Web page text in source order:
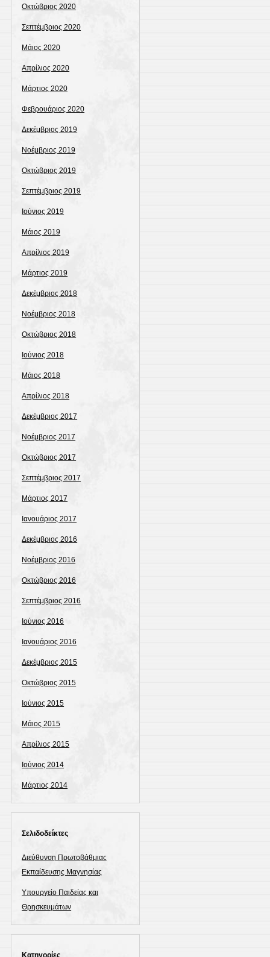
Οκτώβριος 2020
Σεπτέμβριος 2020
Μάιος 2020
Απρίλιος 2020
Μάρτιος 2020
Φεβρουάριος 2020
Δεκέμβριος 2019
Νοέμβριος 2019
Οκτώβριος 2019
Σεπτέμβριος 2019
Ιούνιος 2019
Μάιος 2019
Απρίλιος 2019
Μάρτιος 2019
Δεκέμβριος 2018
Νοέμβριος 2018
Οκτώβριος 2018
Ιούνιος 2018
Μάιος 2018
Απρίλιος 2018
Δεκέμβριος 2017
Νοέμβριος 2017
Οκτώβριος 2017
Σεπτέμβριος 2017
Μάρτιος 2017
Ιανουάριος 2017
Δεκέμβριος 2016
Νοέμβριος 2016
Οκτώβριος 2016
Σεπτέμβριος 2016
Ιούνιος 2016
Ιανουάριος 2016
Δεκέμβριος 2015
Οκτώβριος 2015
Ιούνιος 2015
Μάιος 2015
Απρίλιος 2015
Ιούνιος 2014
Μάρτιος 2014
Σελιδοδείκτες
Διεύθυνση Πρωτοβάθμιας
Εκπαίδευσης Μαγνησίας
Υπουργείο Παιδείας και
Θρησκευμάτων
Kατηγορίες